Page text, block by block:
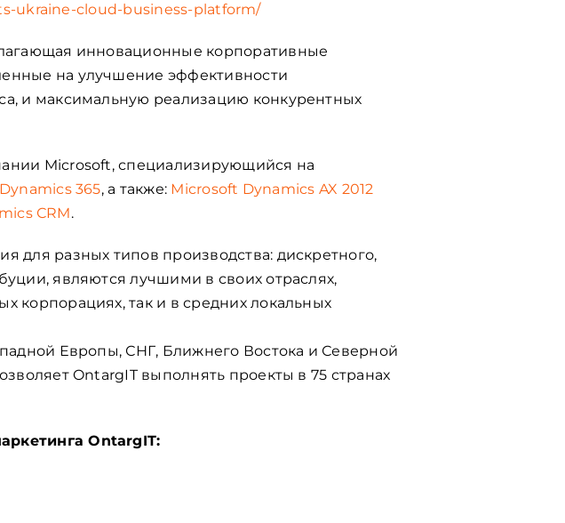
ukraine-cloud-business-platform/
инновационные корпоративные
на улучшение эффективности
и максимальную реализацию конкурентных
Microsoft, специализирующийся на
365, а также: Мicrosoft Dynamics AX 2012
СRM.
для разных типов производства: дискретного,
являются лучшими в своих отраслях,
корпорациях, так и в средних локальных
Европы, СНГ, Ближнего Востока и Северной
OntargIT выполнять проекты в 75 странах
OntargIT: